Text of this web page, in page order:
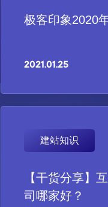
极客印象2020
2021.01.25
建站知识
【干货分享】
司哪家好？